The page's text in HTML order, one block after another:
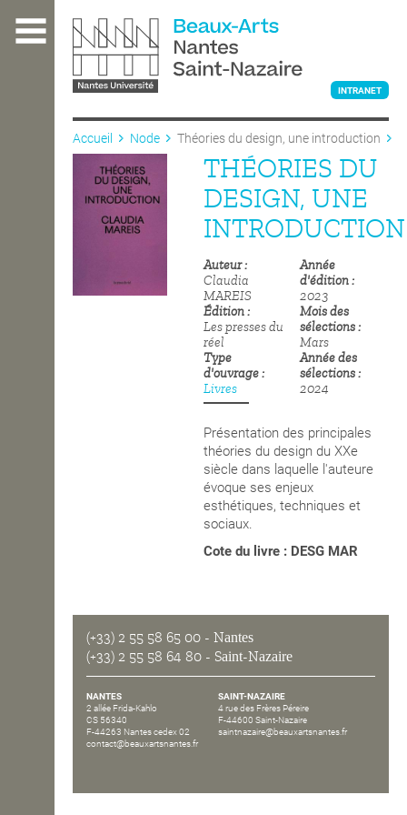
contenu
L'ÉCOLE
ENSEIGNEMENT
INTRANET
Accueil Node Théories du design, une introduction
THÉORIES DU
DESIGN, UNE
INTRODUCTION
Auteur
Claudia
MAREIS
Édition
Les presses du
réel
Type
d'ouvrage
Livres
Année
d'édition
2023
Mois des
sélections
Mars
Année des
sélections
2024
Présentation des principales
théories du design du XXe
siècle dans laquelle l'auteure
évoque ses enjeux
esthétiques, techniques et
sociaux.
Cote du livre : DESG MAR
(+33) 2 55 58 65 00 - Nantes
(+33) 2 55 58 64 80 - Saint-Nazaire
NANTES
2 allée Frida-Kahlo
CS 56340
F-44263 Nantes cedex 02
contact@beauxartsnantes.fr
SAINT-NAZAIRE
4 rue des Frères Péreire
F-44600 Saint-Nazaire
saintnazaire@beauxartsnantes.fr